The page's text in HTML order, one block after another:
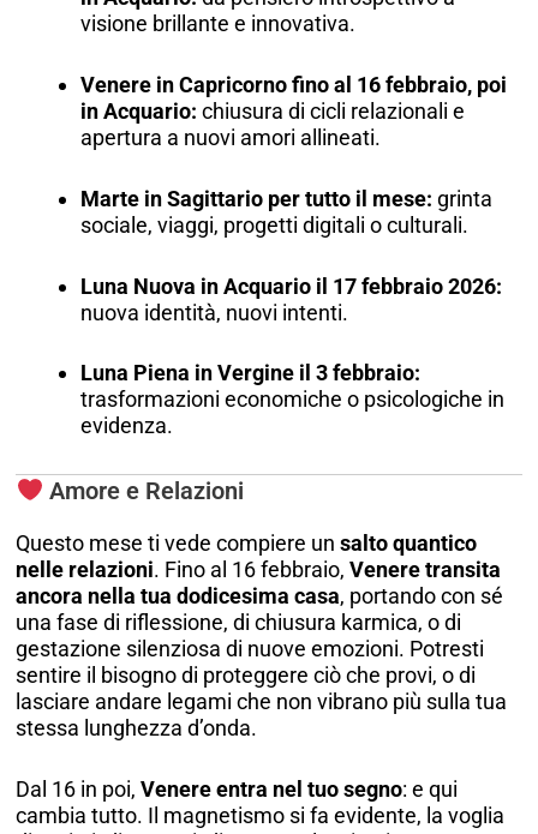
visione brillante e innovativa.
Venere in Capricorno fino al 16 febbraio, poi
in Acquario: chiusura di cicli relazionali e
apertura a nuovi amori allineati.
Marte in Sagittario per tutto il mese: grinta
sociale, viaggi, progetti digitali o culturali.
Luna Nuova in Acquario il 17 febbraio 2026:
nuova identità, nuovi intenti.
Luna Piena in Vergine il 3 febbraio:
trasformazioni economiche o psicologiche in
evidenza.
Amore e Relazioni
Questo mese ti vede compiere unsalto quantico
nelle relazioni. Fino al 16 febbraio,Venere transita
ancora nella tua dodicesima casa, portando con sé
una fase di riflessione, di chiusura karmica, o di
gestazione silenziosa di nuove emozioni. Potresti
sentire il bisogno di proteggere ciò che provi, o di
lasciare andare legami che non vibrano più sulla tua
stessa lunghezza d’onda.
Dal 16 in poi,Venere entra nel tuo segno: e qui
cambia tutto. Il magnetismo si fa evidente, la voglia